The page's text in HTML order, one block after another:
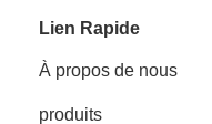
Lien Rapide
À propos de nous
produits